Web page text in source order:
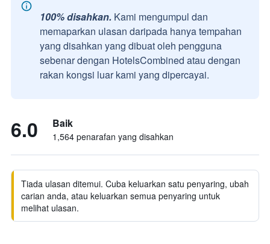
100% disahkan. Kami mengumpul dan
memaparkan ulasan daripada hanya tempahan
yang disahkan yang dibuat oleh pengguna
sebenar dengan HotelsCombined atau dengan
rakan kongsi luar kami yang dipercayai.
6.0 Baik
1,564 penarafan yang disahkan
Tiada ulasan ditemui. Cuba keluarkan satu penyaring, ubah
carian anda, atau keluarkan semua penyaring untuk
melihat ulasan.